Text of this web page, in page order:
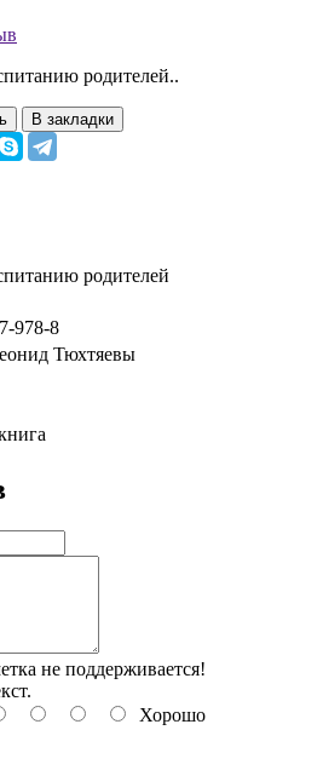
родителей..
В закладки
родителей
978-8
Тюхтяевы
не поддерживается!
Хорошо